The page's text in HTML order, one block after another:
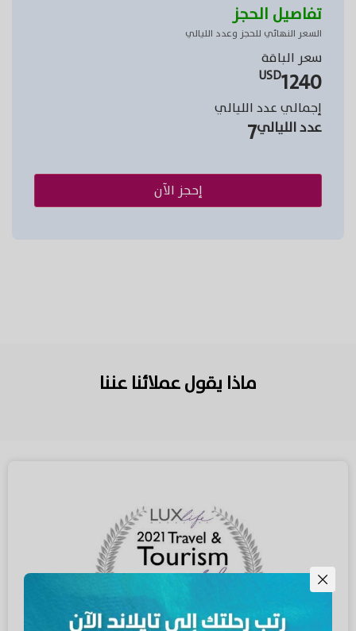
تفاصيل الحجز
السعر النهائي للحجز وعدد الليالي
سعر الباقة
1240
USD
إجمالي عدد الليالي
عدد الليالي7
إحجز الآن
ماذا يقول عملائنا عننا